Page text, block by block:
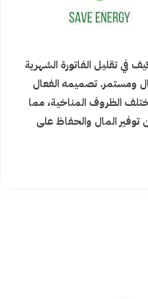
في تقليل الفاتورة الشهرية
ومستمر. تصميمه الفعال
الظروف المناخية، مما
توفير المال والحفاظ على